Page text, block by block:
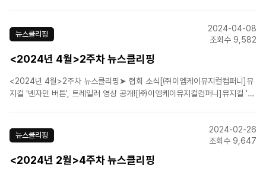
빅띵스>로렌스 올리비에 어..
뉴스클리핑
2024-04-08
조회수 9,582
<2024년 4월>2주차 뉴스클리핑
<2024년 4월>2주차 뉴스클리핑➤ 협회 소식[㈜이엠케이뮤지컬컴퍼니]뮤
지컬 '벤자민 버튼', 트레일러 영상 공개![㈜이엠케이뮤지컬컴퍼니]뮤지컬 '레
브 현장 공개[라이브(주)]K뮤지컬 ‘마리..
뉴스클리핑
2024-02-26
조회수 9,647
<2024년 2월>4주차 뉴스클리핑